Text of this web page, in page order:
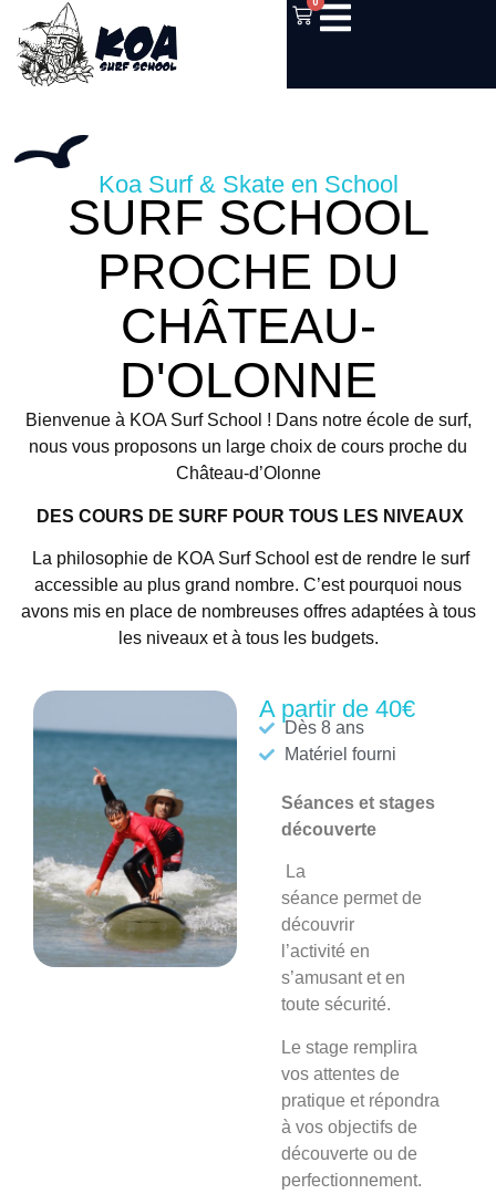
Koa Surf & Skate en School
SURF SCHOOL
PROCHE DU
CHÂTEAU-
D'OLONNE
Bienvenue à KOA Surf School ! Dans notre école de surf,
nous vous proposons un large choix de cours proche du
Château-d’Olonne
DES COURS DE SURF POUR TOUS LES NIVEAUX
La philosophie de KOA Surf School est de rendre le surf
accessible au plus grand nombre. C’est pourquoi nous
avons mis en place de nombreuses offres adaptées à tous
les niveaux et à tous les budgets.
A partir de 40€
Dès 8 ans
Matériel fourni
Séances et stages
découverte
La
séance permet de
découvrir
l’activité en
s’amusant et en
toute sécurité.
Le stage remplira
vos attentes de
pratique et répondra
à vos objectifs de
découverte ou de
perfectionnement.